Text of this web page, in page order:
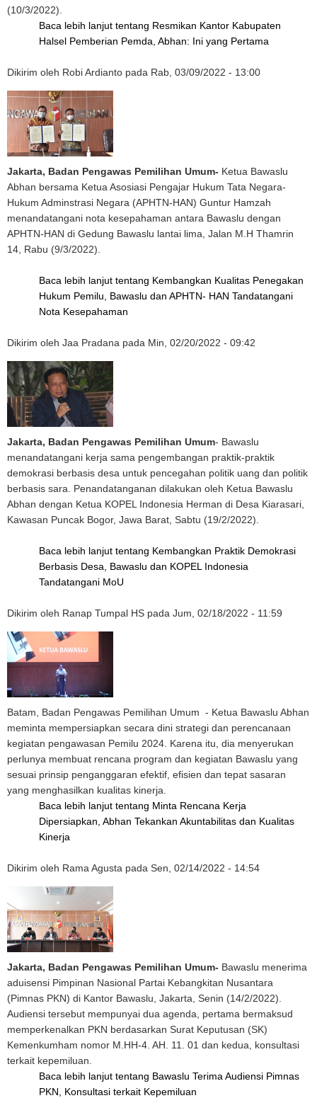
(10/3/2022).
Baca lebih lanjut tentang Resmikan Kantor Kabupaten
Halsel Pemberian Pemda, Abhan: Ini yang Pertama
Dikirim oleh Robi Ardianto pada Rab, 03/09/2022 - 13:00
Jakarta, Badan Pengawas Pemilihan Umum- Ketua Bawaslu
Abhan bersama Ketua Asosiasi Pengajar Hukum Tata Negara-
Hukum Adminstrasi Negara (APHTN-HAN) Guntur Hamzah
menandatangani nota kesepahaman antara Bawaslu dengan
APHTN-HAN di Gedung Bawaslu lantai lima, Jalan M.H Thamrin
14, Rabu (9/3/2022).
Baca lebih lanjut tentang Kembangkan Kualitas Penegakan
Hukum Pemilu, Bawaslu dan APHTN- HAN Tandatangani
Nota Kesepahaman
Dikirim oleh Jaa Pradana pada Min, 02/20/2022 - 09:42
Jakarta, Badan Pengawas Pemilihan Umum- Bawaslu
menandatangani kerja sama pengembangan praktik-praktik
demokrasi berbasis desa untuk pencegahan politik uang dan politik
berbasis sara. Penandatanganan dilakukan oleh Ketua Bawaslu
Abhan dengan Ketua KOPEL Indonesia Herman di Desa Kiarasari,
Kawasan Puncak Bogor, Jawa Barat, Sabtu (19/2/2022).
Baca lebih lanjut tentang Kembangkan Praktik Demokrasi
Berbasis Desa, Bawaslu dan KOPEL Indonesia
Tandatangani MoU
Dikirim oleh Ranap Tumpal HS pada Jum, 02/18/2022 - 11:59
Batam, Badan Pengawas Pemilihan Umum - Ketua Bawaslu Abhan
meminta mempersiapkan secara dini strategi dan perencanaan
kegiatan pengawasan Pemilu 2024. Karena itu, dia menyerukan
perlunya membuat rencana program dan kegiatan Bawaslu yang
sesuai prinsip penganggaran efektif, efisien dan tepat sasaran
yang menghasilkan kualitas kinerja.
Baca lebih lanjut tentang Minta Rencana Kerja
Dipersiapkan, Abhan Tekankan Akuntabilitas dan Kualitas
Kinerja
Dikirim oleh Rama Agusta pada Sen, 02/14/2022 - 14:54
Jakarta, Badan Pengawas Pemilihan Umum- Bawaslu menerima
aduisensi Pimpinan Nasional Partai Kebangkitan Nusantara
(Pimnas PKN) di Kantor Bawaslu, Jakarta, Senin (14/2/2022).
Audiensi tersebut mempunyai dua agenda, pertama bermaksud
memperkenalkan PKN berdasarkan Surat Keputusan (SK)
Kemenkumham nomor M.HH-4. AH. 11. 01 dan kedua, konsultasi
terkait kepemiluan.
Baca lebih lanjut tentang Bawaslu Terima Audiensi Pimnas
PKN, Konsultasi terkait Kepemiluan